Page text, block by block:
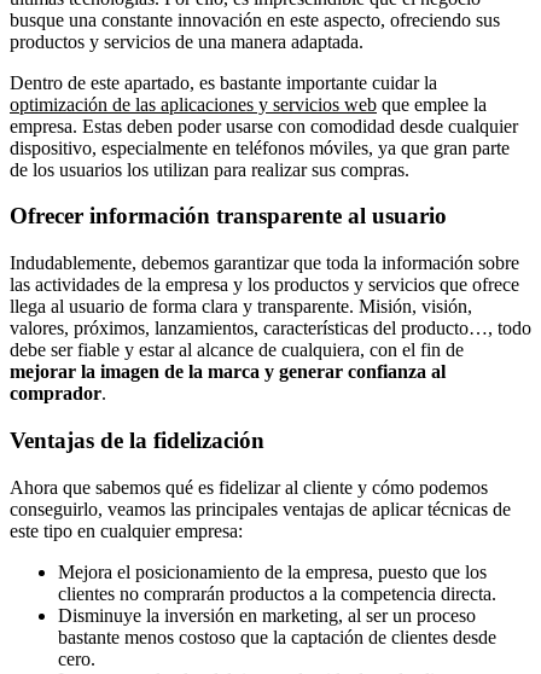
busque una constante innovación en este aspecto, ofreciendo sus
productos y servicios de una manera adaptada.
Dentro de este apartado, es bastante importante cuidar la
optimización de las aplicaciones y servicios web que emplee la
empresa. Estas deben poder usarse con comodidad desde cualquier
dispositivo, especialmente en teléfonos móviles, ya que gran parte
de los usuarios los utilizan para realizar sus compras.
Ofrecer información transparente al usuario
Indudablemente, debemos garantizar que toda la información sobre
las actividades de la empresa y los productos y servicios que ofrece
llega al usuario de forma clara y transparente. Misión, visión,
valores, próximos, lanzamientos, características del producto…, todo
debe ser fiable y estar al alcance de cualquiera, con el fin de
mejorar la imagen de la marca y generar confianza al
comprador.
Ventajas de la fidelización
Ahora que sabemos qué es fidelizar al cliente y cómo podemos
conseguirlo, veamos las principales ventajas de aplicar técnicas de
este tipo en cualquier empresa:
Mejora el posicionamiento de la empresa, puesto que los
clientes no comprarán productos a la competencia directa.
Disminuye la inversión en marketing, al ser un proceso
bastante menos costoso que la captación de clientes desde
cero.